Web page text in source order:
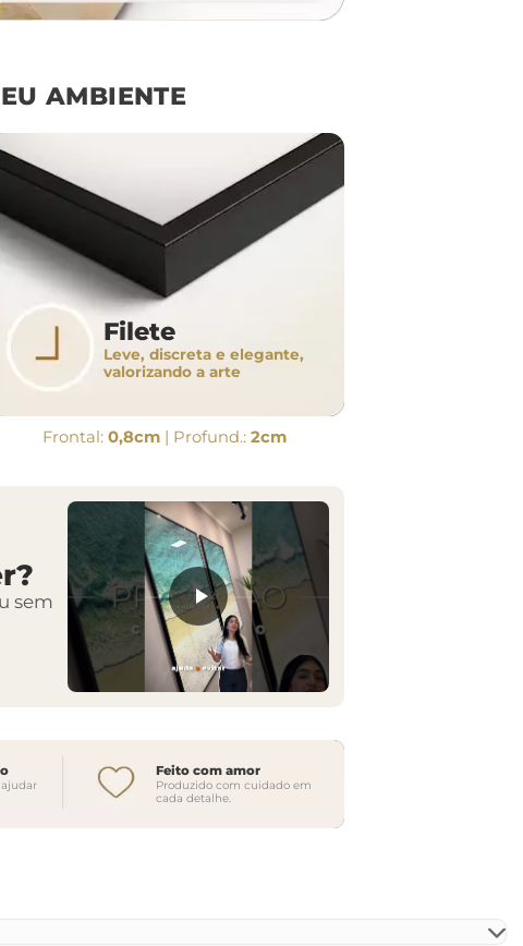
AMBIENTE
Filete
Leve, discreta e elegante,
valorizando a arte
Frontal:0,8cm | Profund.:2cm
sem
Feito com amor
Produzido com cuidado em
cada detalhe.